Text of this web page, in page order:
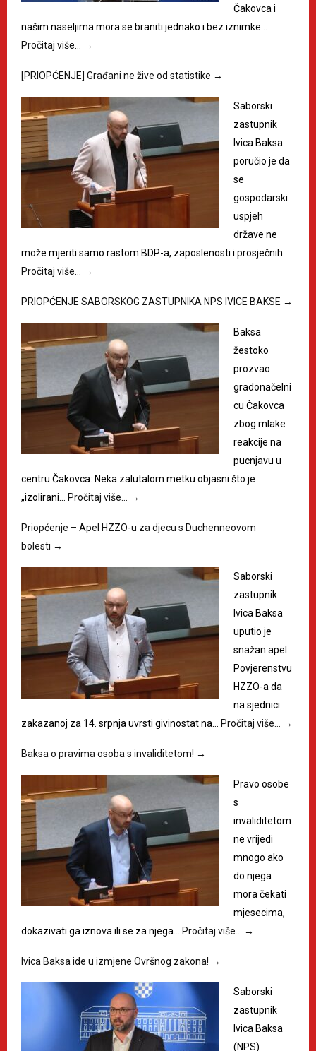
Čakovca i
našim naseljima mora se braniti jednako i bez iznimke…
Pročitaj više… →
[PRIOPĆENJE] Građani ne žive od statistike →
Saborski
zastupnik
Ivica Baksa
poručio je da
se
gospodarski
uspjeh
države ne
može mjeriti samo rastom BDP-a, zaposlenosti i prosječnih…
Pročitaj više… →
PRIOPĆENJE SABORSKOG ZASTUPNIKA NPS IVICE BAKSE →
Baksa
žestoko
prozvao
gradonačelni
cu Čakovca
zbog mlake
reakcije na
pucnjavu u
centru Čakovca: Neka zalutalom metku objasni što je
„izolirani… Pročitaj više… →
Priopćenje – Apel HZZO-u za djecu s Duchenneovom
bolesti →
Saborski
zastupnik
Ivica Baksa
uputio je
snažan apel
Povjerenstvu
HZZO-a da
na sjednici
zakazanoj za 14. srpnja uvrsti givinostat na… Pročitaj više… →
Baksa o pravima osoba s invaliditetom! →
Pravo osobe
s
invaliditetom
ne vrijedi
mnogo ako
do njega
mora čekati
mjesecima,
dokazivati ga iznova ili se za njega… Pročitaj više… →
Ivica Baksa ide u izmjene Ovršnog zakona! →
Saborski
zastupnik
Ivica Baksa
(NPS)